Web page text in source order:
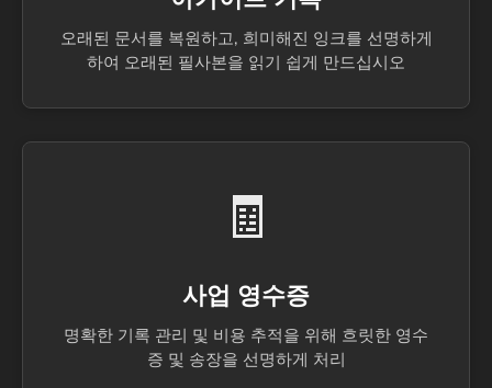
오래된 문서를 복원하고, 희미해진 잉크를 선명하게
하여 오래된 필사본을 읽기 쉽게 만드십시오
🧾
사업 영수증
명확한 기록 관리 및 비용 추적을 위해 흐릿한 영수
증 및 송장을 선명하게 처리